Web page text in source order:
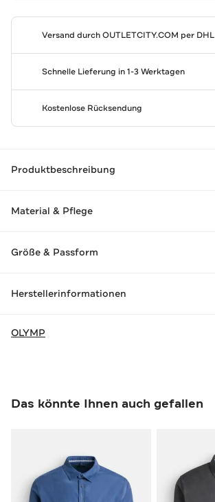
Versand durchOUTLETCITY.COM per DHL
Schnelle Lieferung in 1-3 Werktagen
Kostenlose Rücksendung
Produktbeschreibung
Material & Pflege
Größe & Passform
Herstellerinformationen
OLYMP
Das könnte Ihnen auch gefallen